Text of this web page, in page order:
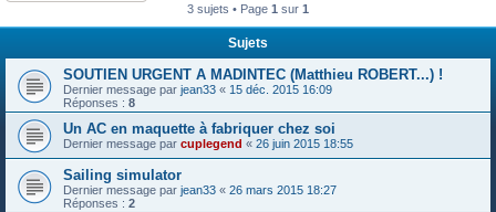
3 sujets • Page 1 sur 1
Sujets
SOUTIEN URGENT A MADINTEC (Matthieu ROBERT...) !
Dernier message par jean33 « 15 déc. 2015 16:09
Réponses : 8
Un AC en maquette à fabriquer chez soi
Dernier message par cuplegend « 26 juin 2015 18:55
Sailing simulator
Dernier message par jean33 « 26 mars 2015 18:27
Réponses : 2